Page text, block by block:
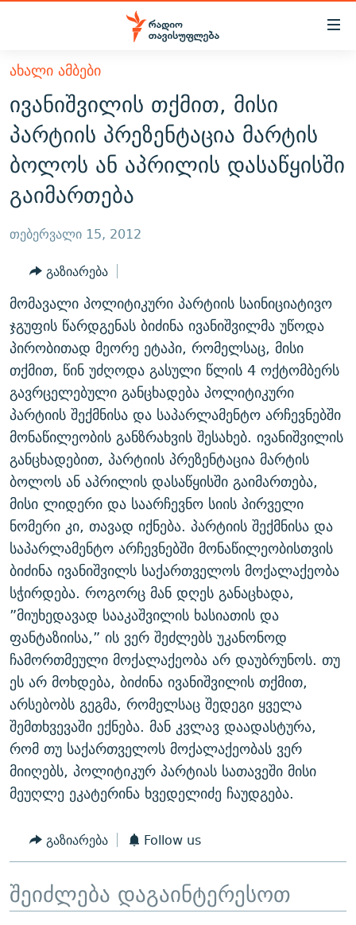
Accessibility
მთავარ
შინაარსზე
დაბრუნება
მთავარ
ნავიგაციაზე
დაბრუნება
ძიებაზე
დაბრუნება
ᲐᲮᲐᲚᲘ ᲐᲛᲑᲔᲑᲘ
ᲗᲔᲛᲔᲑᲘ
ᲞᲝᲚᲘᲢᲘᲙᲐ
ᲔᲙᲝᲜᲝᲛᲘᲙᲐ
ᲡᲐᲖᲝᲒᲐᲓᲝᲔᲑᲐ
ᲙᲣᲚᲢᲣᲠᲐ
ᲕᲘᲓᲔᲝ
ᲑᲚᲝᲒᲔᲑᲘ
ᲞᲝᲓᲙᲐᲡᲢᲔᲑᲘ
ᲐᲡᲐᲗᲘᲐᲜᲘᲡ ᲙᲣᲗᲮᲔ
60 ᲓᲔᲪᲘᲑᲔᲚᲘ
ᲒᲐᲜᲙᲘᲗᲮᲕᲘᲡ ᲓᲦᲔ
ᲓᲘᲚᲘᲡ ᲡᲐᲣᲑᲠᲔᲑᲘ
ᲛᲝᲚᲐᲞᲐᲠᲐᲙᲔ ᲢᲔᲥᲡᲢᲔᲑᲘ
ᲨᲘᲜ - ᲣᲪᲮᲝᲔᲗᲨᲘ
ᲚᲘᲢᲔᲠᲐᲢᲣᲠᲣᲚᲘ ᲬᲐᲮᲜᲐᲒᲔᲑᲘ
ᲐᲛᲔᲠᲘᲙᲣᲚᲘ ᲛᲝᲗᲮᲠᲝᲑᲐ
ᲘᲛᲞᲔᲠᲘᲐ ᲓᲐ ᲠᲐᲓᲘᲝ
ᲒᲐᲓᲐᲪᲔᲛᲔᲑᲘ
ᲤᲔᲜᲝᲕᲐᲜᲘ - 2.10
ᲞᲠᲝᲔᲥᲢᲔᲑᲘ
ᲣᲙᲠᲐᲘᲜᲐᲨᲘ ᲓᲐᲦᲣᲞᲣᲚᲘ ᲥᲐᲠᲗᲕᲔᲚᲘ ᲛᲔᲑᲠᲫᲝᲚᲔᲑᲘ - 2022
ᲓᲐᲛᲝᲣᲙᲘᲓᲔᲑᲚᲝᲑᲘᲡ 100 ᲬᲔᲚᲘ
ᲩᲔᲛᲘ ᲡᲘᲙᲕᲓᲘᲚᲘᲡ ᲛᲘᲖᲔᲖᲘᲐ COVID-19
11 ᲬᲔᲚᲘ - 11 ᲐᲛᲑᲐᲕᲘ
ᲡᲐᲞᲐᲠᲚᲐᲛᲔᲜᲢᲝ ᲐᲠᲩᲔᲕᲜᲔᲑᲘᲡ ᲘᲡᲢᲝᲠᲘᲐ
ᲑᲐᲕᲨᲕᲔᲑᲘ ᲞᲠᲝᲡᲢᲘᲢᲣᲪᲘᲐᲨᲘ - ᲐᲛᲝᲣᲗᲥᲛᲔᲚᲘ ᲐᲛᲑᲐᲕᲘ
5 ᲐᲛᲑᲐᲕᲘ - 20 ᲘᲕᲜᲘᲡᲡ ᲓᲐᲨᲐᲕᲔᲑᲣᲚᲔᲑᲘ
ᲐᲒᲕᲘᲡᲢᲝᲡ ᲝᲛᲘ
ПРИВЕТ ᲙᲣᲚᲢᲣᲠᲐ
ЭХО КАВКАЗА
ᲒᲐᲛᲝᲘᲬᲔᲠᲔ
რთე/რთ-ის ყველა საიტი
ᲐᲮᲐᲚᲘ ᲐᲛᲑᲔᲑᲘ
ივანიშვილის თქმით, მისი
პარტიის პრეზენტაცია მარტის
ბოლოს ან აპრილის დასაწყისში
გაიმართება
თებერვალი 15, 2012
გაზიარება
მომავალი პოლიტიკური პარტიის საინიციატივო
ჯგუფის წარდგენას ბიძინა ივანიშვილმა უწოდა
პირობითად მეორე ეტაპი, რომელსაც, მისი
თქმით, წინ უძღოდა გასული წლის 4 ოქტომბერს
გავრცელებული განცხადება პოლიტიკური
პარტიის შექმნისა და საპარლამენტო არჩევნებში
მონაწილეობის განზრახვის შესახებ. ივანიშვილის
განცხადებით, პარტიის პრეზენტაცია მარტის
ბოლოს ან აპრილის დასაწყისში გაიმართება,
მისი ლიდერი და საარჩევნო სიის პირველი
ნომერი კი, თავად იქნება. პარტიის შექმნისა და
საპარლამენტო არჩევნებში მონაწილეობისთვის
ბიძინა ივანიშვილს საქართველოს მოქალაქეობა
სჭირდება. როგორც მან დღეს განაცხადა,
”მიუხედავად სააკაშვილის ხასიათის და
ფანტაზიისა,” ის ვერ შეძლებს უკანონოდ
ჩამორთმეული მოქალაქეობა არ დაუბრუნოს. თუ
ეს არ მოხდება, ბიძინა ივანიშვილის თქმით,
არსებობს გეგმა, რომელსაც შედეგი ყველა
შემთხვევაში ექნება. მან კვლავ დაადასტურა,
რომ თუ საქართველოს მოქალაქეობას ვერ
მიიღებს, პოლიტიკურ პარტიას სათავეში მისი
მეუღლე ეკატერინა ხვედელიძე ჩაუდგება.
გაზიარება Follow us
შეიძლება დაგაინტერესოთ